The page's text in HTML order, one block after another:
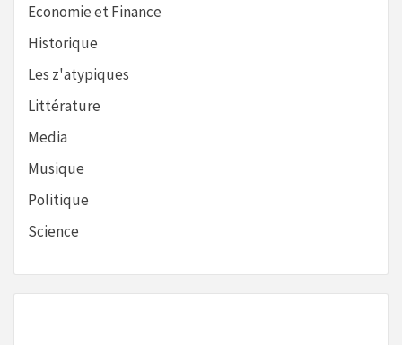
Economie et Finance
Historique
Les z'atypiques
Littérature
Media
Musique
Politique
Science